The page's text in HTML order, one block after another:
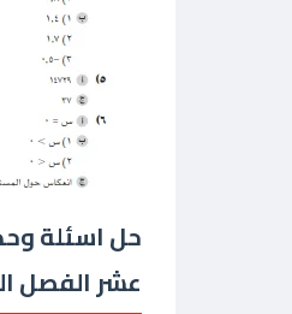
حل اسئلة
عشر الفصل